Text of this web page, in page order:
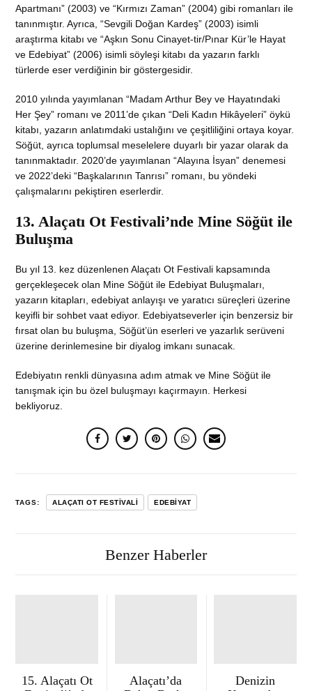
Apartmanı” (2003) ve “Kırmızı Zaman” (2004) gibi romanları ile
tanınmıştır. Ayrıca, “Sevgili Doğan Kardeş” (2003) isimli
araştırma kitabı ve “Aşkın Sonu Cinayet-tir/Pınar Kür’le Hayat
ve Edebiyat” (2006) isimli söyleşi kitabı da yazarın farklı
türlerde eser verdiğinin bir göstergesidir.
2010 yılında yayımlanan “Madam Arthur Bey ve Hayatındaki
Her Şey” romanı ve 2011’de çıkan “Deli Kadın Hikâyeleri” öykü
kitabı, yazarın anlatımdaki ustalığını ve çeşitliliğini ortaya koyar.
Söğüt, ayrıca toplumsal meselelere duyarlı bir yazar olarak da
tanınmaktadır. 2020’de yayımlanan “Alayına İsyan” denemesi
ve 2022’deki “Başkalarının Tanrısı” romanı, bu yöndeki
çalışmalarını pekiştiren eserlerdir.
13. Alaçatı Ot Festivali’nde Mine Söğüt ile
Buluşma
Bu yıl 13. kez düzenlenen Alaçatı Ot Festivali kapsamında
gerçekleşecek olan Mine Söğüt ile Edebiyat Buluşmaları,
yazarın kitapları, edebiyat anlayışı ve yaratıcı süreçleri üzerine
keyifli bir sohbet vaat ediyor. Edebiyatseverler için benzersiz bir
fırsat olan bu buluşma, Söğüt’ün eserleri ve yazarlık serüveni
üzerine derinlemesine bir diyalog imkanı sunacak.
Edebiyatın renkli dünyasına adım atmak ve Mine Söğüt ile
tanışmak için bu özel buluşmayı kaçırmayın. Herkesi
bekliyoruz.
TAGS: ALAÇATI OT FESTIVALI EDEBIYAT
Benzer Haberler
15. Alaçatı Ot
Alaçatı’da
Denizin